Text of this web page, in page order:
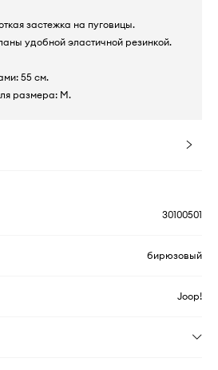
застежка на пуговицы.
удобной эластичной резинкой.
55 см.
размера: M.
30100501
бирюзовый
Joop!